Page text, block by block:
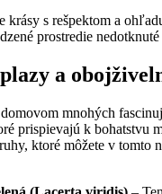
krásy ⁣s rešpektom a
prostredie
a
mnohých
prispievajú k bohatstvu
​ktoré môžete ​v tomto